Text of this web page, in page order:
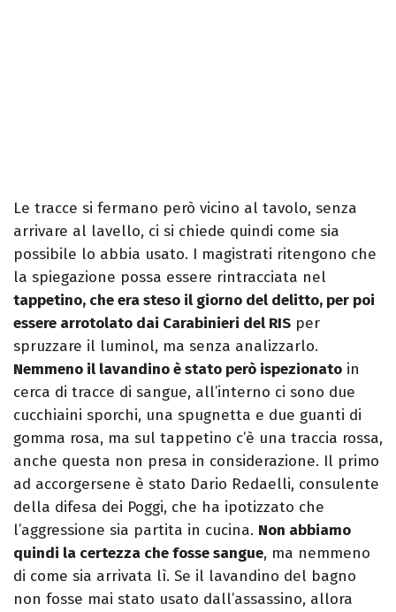
Le tracce si fermano però vicino al tavolo, senza
arrivare al lavello, ci si chiede quindi come sia
possibile lo abbia usato. I magistrati ritengono che
la spiegazione possa essere rintracciata nel
tappetino, che era steso il giorno del delitto, per poi
essere arrotolato dai Carabinieri del RIS per
spruzzare il luminol, ma senza analizzarlo.
Nemmeno il lavandino è stato però ispezionato in
cerca di tracce di sangue, all’interno ci sono due
cucchiaini sporchi, una spugnetta e due guanti di
gomma rosa, ma sul tappetino c’è una traccia rossa,
anche questa non presa in considerazione. Il primo
ad accorgersene è stato Dario Redaelli, consulente
della difesa dei Poggi, che ha ipotizzato che
l’aggressione sia partita in cucina. Non abbiamo
quindi la certezza che fosse sangue, ma nemmeno
di come sia arrivata lì. Se il lavandino del bagno
non fosse mai stato usato dall’assassino, allora